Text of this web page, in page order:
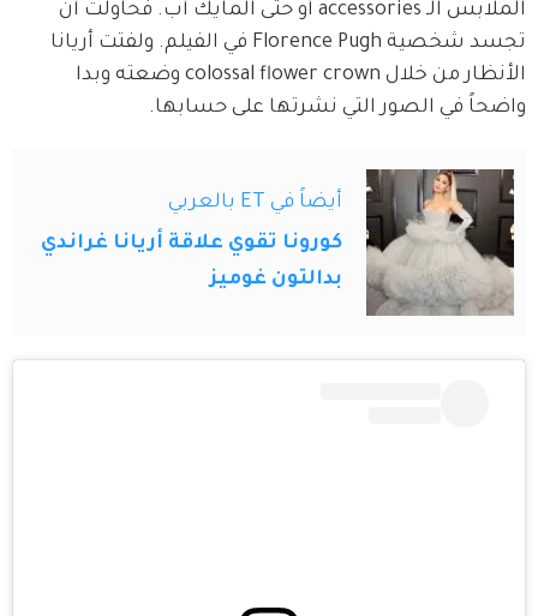
الملابس الـ accessories أو حتى المايك أب. فحاولت أن
تجسد شخصية Florence Pugh في الفيلم. ولفتت أريانا
الأنظار من خلال colossal flower crown وضعته وبدا
واضحاً في الصور التي نشرتها على حسابها.
أيضاً في ET بالعربي
كورونا تقوي علاقة أريانا غراندي
بدالتون غوميز